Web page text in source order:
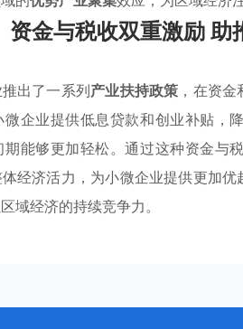
资金与税收双重激励
出了一系列产业扶持政策 ，在资
企业提供低息贷款和创业补贴，
能够更加轻松。通过这种资金与
经济活力，为小微企业提供更加
域经济的持续竞争力。